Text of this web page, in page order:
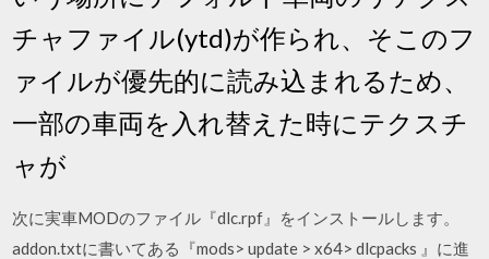
チャファイル(ytd)が作られ、そこのフ
ァイルが優先的に読み込まれるため、
一部の車両を入れ替えた時にテクスチ
ャが
次に実車MODのファイル『dlc.rpf』をインストールします。
addon.txtに書いてある『mods> update > x64> dlcpacks 』に進